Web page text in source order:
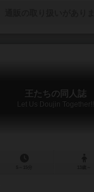
王たちの同人誌
Let Us Doujin Together!!